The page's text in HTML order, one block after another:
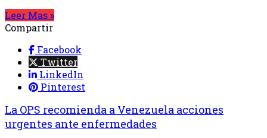
Leer Mas »
Compartir
Facebook
Twitter
LinkedIn
Pinterest
La OPS recomienda a Venezuela acciones
urgentes ante enfermedades